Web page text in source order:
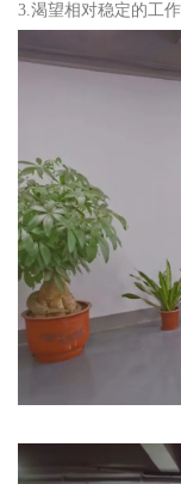
3.渴望相对稳定的工